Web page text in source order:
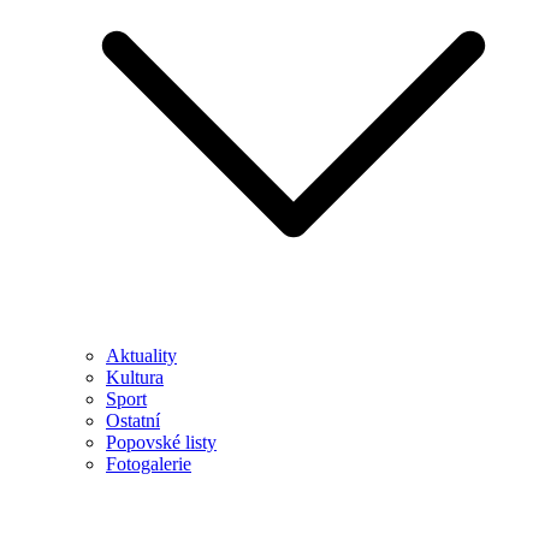
Aktuality
Kultura
Sport
Ostatní
Popovské listy
Fotogalerie